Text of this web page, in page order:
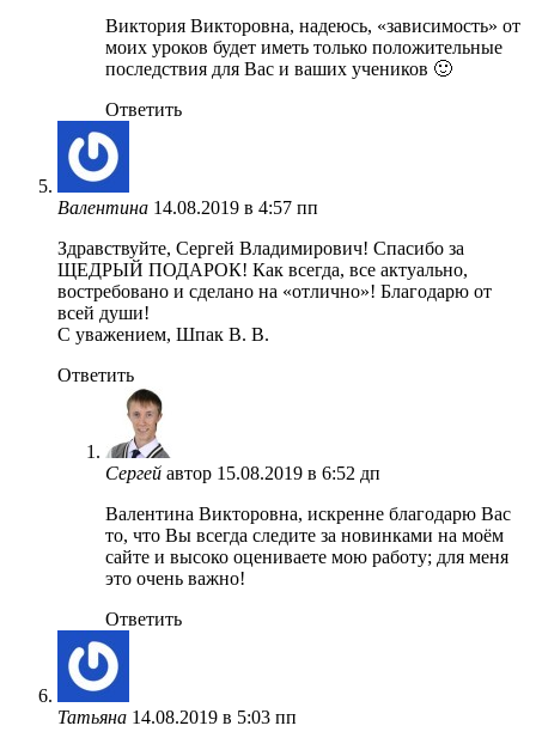
Виктория Викторовна, надеюсь, «зависимость» от
моих уроков будет иметь только положительные
последствия для Вас и ваших учеников 🙂
Ответить
Валентина 14.08.2019 в 4:57 пп
Здравствуйте, Сергей Владимирович! Спасибо за
ЩЕДРЫЙ ПОДАРОК! Как всегда, все актуально,
востребовано и сделано на «отлично»! Благодарю от
всей души!
С уважением, Шпак В. В.
Ответить
Сергей автор 15.08.2019 в 6:52 дп
Валентина Викторовна, искренне благодарю Вас
то, что Вы всегда следите за новинками на моём
сайте и высоко оцениваете мою работу; для меня
это очень важно!
Ответить
Татьяна 14.08.2019 в 5:03 пп